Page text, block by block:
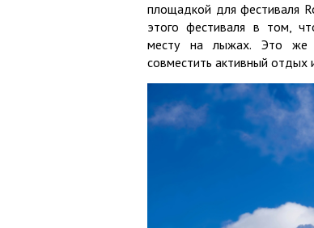
площадкой для фестиваля
этого фестиваля в том,
месту на лыжах. Это же
совместить активный отдых